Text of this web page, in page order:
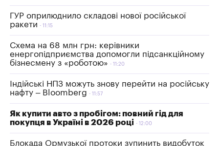
ГУР оприлюднило складові нової російської
ракети
11:15
Схема на 68 млн грн: керівники
енергопідприємства допомогли підсанкційному
бізнесмену з «роботою»
11:20
Індійські НПЗ можуть знову перейти на російську
нафту – Bloomberg
11:57
Як купити авто з пробігом: повний гід для
покупця в Україні в 2026 році
12:00
Блокада Ормузької протоки зупинить видобуток